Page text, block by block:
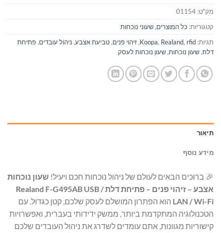
מק"ט: 01154
קטגוריות: כל המוצרים,שעוני נוכחות
תגיות:
Koopa, Realand, rfid
,זיהוי פנים,טביעת אצבע, ניהול עובדים,פתיחת
דלת,שעון נוכחות,שעון נוכחות לעסק
תיאור
מידע נוסף
🎉 ברוכים הבאים לעולם של ניהול נוכחות חכם ויעיל! שעון נוכחות
אצבע – זיהוי פנים – פתיחת דלת Realand F-G495AB USB /
LAN / Wi-Fi הוא הפתרון המושלם לעסק שלכם, קטן כגדול. עם
הטכנולוגיה המתקדמת ביותר, ממשק ידידותי בעברית, ואפשרויות
קישוריות מגוונות, אתם עומדים לשדרג את ניהול העובדים שלכם